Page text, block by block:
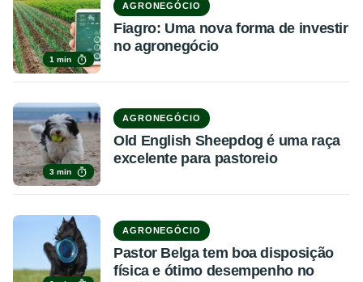
1 min
AGRONEGÓCIO
Fiagro: Uma nova forma de investir
no agronegócio
3 min
AGRONEGÓCIO
Old English Sheepdog é uma raça
excelente para pastoreio
AGRONEGÓCIO
Pastor Belga tem boa disposição
física e ótimo desempenho no